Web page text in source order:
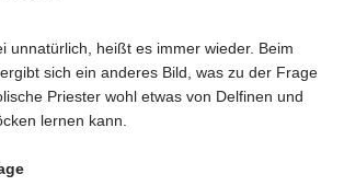
unnatürlich, heißt es immer wieder. Beim
sich ein anderes Bild, was zu der Frage
Priester wohl etwas von Delfinen und
lernen kann.